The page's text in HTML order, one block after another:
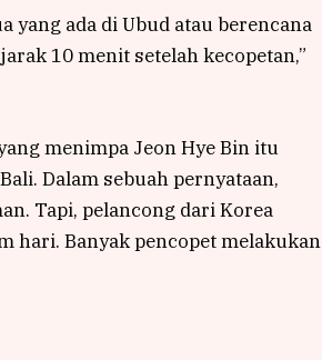
yang ada di Ubud atau berencana
10 menit setelah kecopetan,”
menimpa Jeon Hye Bin itu
Dalam sebuah pernyataan,
Tapi, pelancong dari Korea
hari. Banyak pencopet melakukan